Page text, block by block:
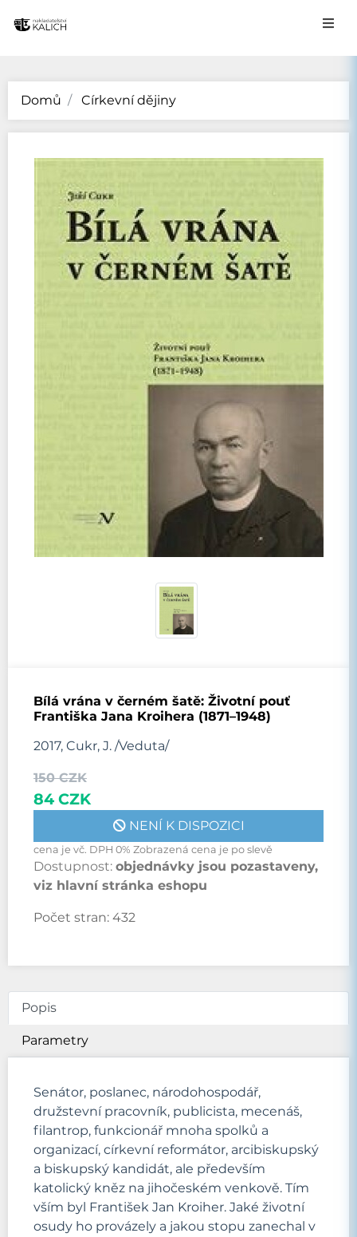
Domů Církevní dějiny
Bílá vrána v černém šatě: Životní pouť
Františka Jana Kroihera (1871–1948)
2017, Cukr, J. /Veduta/
150 CZK
84 CZK
NENÍ K DISPOZICI
cena je vč. DPH 0% Zobrazená cena je po slevě
Dostupnost: objednávky jsou pozastaveny,
viz hlavní stránka eshopu
Počet stran: 432
Popis
Parametry
Senátor, poslanec, národohospodář,
družstevní pracovník, publicista, mecenáš,
filantrop, funkcionář mnoha spolků a
organizací, církevní reformátor, arcibiskupský
a biskupský kandidát, ale především
katolický kněz na jihočeském venkově. Tím
vším byl František Jan Kroiher. Jaké životní
osudy ho provázely a jakou stopu zanechal v